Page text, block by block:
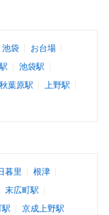
池袋
お台場
池袋駅
秋葉原駅
上野駅
暮里
根津
末広町駅
駅 京成上野駅